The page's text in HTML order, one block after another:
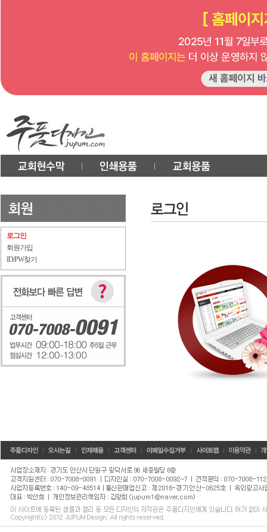
로그인
회원가입
ID/PW찾기